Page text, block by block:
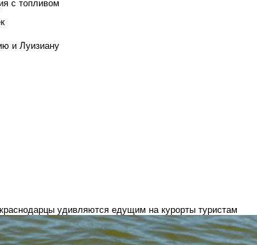
с топливом
и Луизиану
удивляются едущим на курорты туристам